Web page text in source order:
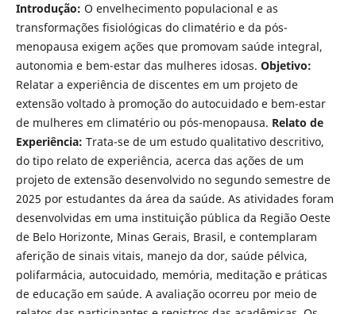
Introdução: O envelhecimento populacional e as
transformações fisiológicas do climatério e da pós-
menopausa exigem ações que promovam saúde integral,
autonomia e bem-estar das mulheres idosas. Objetivo:
Relatar a experiência de discentes em um projeto de
extensão voltado à promoção do autocuidado e bem-estar
de mulheres em climatério ou pós-menopausa. Relato de
Experiência: Trata-se de um estudo qualitativo descritivo,
do tipo relato de experiência, acerca das ações de um
projeto de extensão desenvolvido no segundo semestre de
2025 por estudantes da área da saúde. As atividades foram
desenvolvidas em uma instituição pública da Região Oeste
de Belo Horizonte, Minas Gerais, Brasil, e contemplaram
aferição de sinais vitais, manejo da dor, saúde pélvica,
polifarmácia, autocuidado, memória, meditação e práticas
de educação em saúde. A avaliação ocorreu por meio de